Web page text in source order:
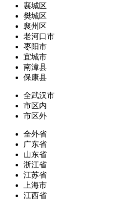
襄城区
樊城区
襄州区
老河口市
枣阳市
宜城市
南漳县
保康县
全武汉市
市区内
市区外
全外省
广东省
山东省
浙江省
江苏省
上海市
江西省